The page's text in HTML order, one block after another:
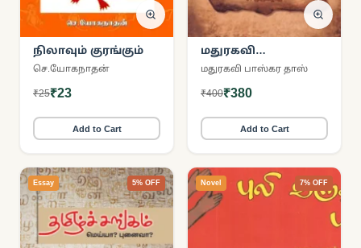
நிலாவும் குரங்கும்
செ.யோகநாதன்
₹25₹23
Add to Cart
மதுரகவி
பாஸ்கரதாஸின்
மதுரகவி பாஸ்கர தாஸ்
₹400₹380
Add to Cart
Essay 5% OFF Novel 7% OFF